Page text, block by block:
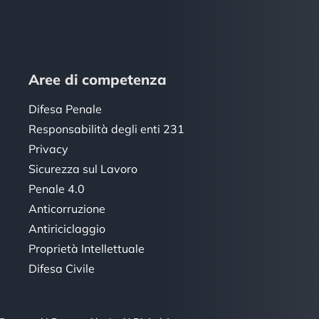
Aree di competenza
Difesa Penale
Responsabilità degli enti 231
Privacy
Sicurezza sul Lavoro
Penale 4.0
Anticorruzione
Antiriciclaggio
Proprietà Intellettuale
Difesa Civile